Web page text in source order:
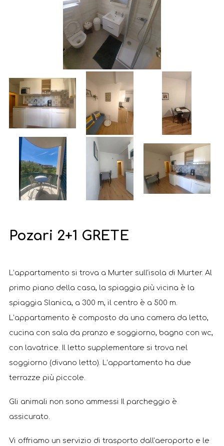
Pozari 2+1 GRETE
L’appartamento si trova a Murter sull’isola di Murter. Al
primo piano della casa, la spiaggia più vicina è la
spiaggia Slanica, a 300 m, il centro è a 500 m.
L’appartamento è composto da una camera da letto,
cucina con sala da pranzo e soggiorno, bagno con wc,
con lavatrice. Il letto supplementare si trova nel
soggiorno (divano letto). L’appartamento ha due
terrazze più piccole.
Gli animali non sono ammessi Il parcheggio è
assicurato.
Vi offriamo un servizio di trasporto dall’aeroporto e le